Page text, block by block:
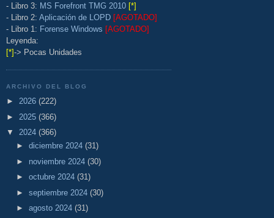
- Libro 3: MS Forefront TMG 2010 [*]
- Libro 2: Aplicación de LOPD [AGOTADO]
- Libro 1: Forense Windows [AGOTADO]
Leyenda:
[*]-> Pocas Unidades
ARCHIVO DEL BLOG
► 2026 (222)
► 2025 (366)
▼ 2024 (366)
► diciembre 2024 (31)
► noviembre 2024 (30)
► octubre 2024 (31)
► septiembre 2024 (30)
► agosto 2024 (31)